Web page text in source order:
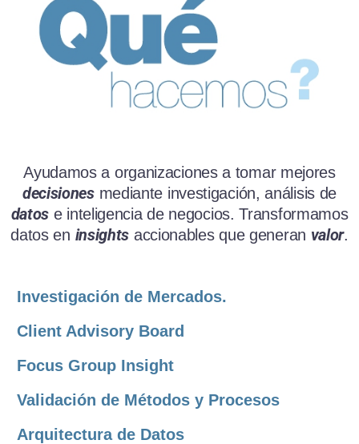
Ayudamos a organizaciones a tomar mejores
decisionesmediante investigación, análisis de
datos e inteligencia de negocios. Transformamos
datos en insights accionables que generan valor.
Investigación de Mercados.
Client Advisory Board
Focus Group Insight
Validación de Métodos y Procesos
Arquitectura de Datos